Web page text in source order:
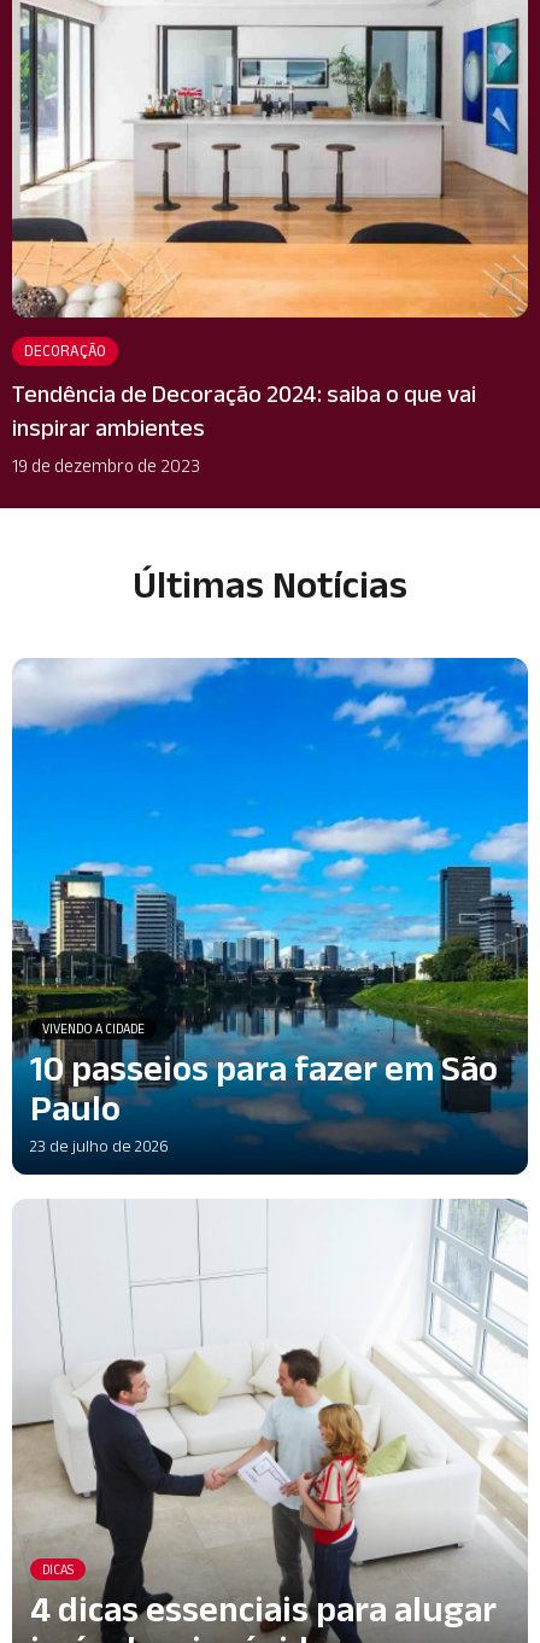
DECORAÇÃO
Tendência de Decoração 2024: saiba o que vai
inspirar ambientes
19 de dezembro de 2023
Últimas Notícias
VIVENDO A CIDADE
10 passeios para fazer em São
Paulo
23 de julho de 2026
DICAS
4 dicas essenciais para alugar